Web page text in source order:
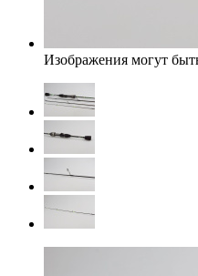
Изображения могут